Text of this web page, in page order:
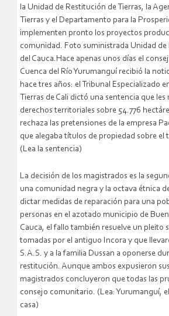
la Unidad de Restitución de Tierras, la
Tierras y el Departamento para la
implementen pronto los proyectos
comunidad. Foto suministrada Unidad de
del Cauca.Hace apenas unos días el
Cuenca del Río Yurumanguí recibió la
hace tres años: el Tribunal Especializado
Tierras de Cali dictó una sentencia que les
derechos territoriales sobre 54.776
rechaza las pretensiones de la empresa
que alegaba títulos de propiedad sobre el
(Lea la sentencia)
La decisión de los magistrados es la
una comunidad negra y la octava étnica
dictar medidas de reparación para una
personas en el azotado municipio de
Cauca, el fallo también resuelve un pleito
tomadas por el antiguo Incora y que
S.A.S. y a la familia Dussan a oponerse
restitución. Aunque ambos expusieron
magistrados concluyeron que todas las
consejo comunitario. (Lea: Yurumanguí,
casa)